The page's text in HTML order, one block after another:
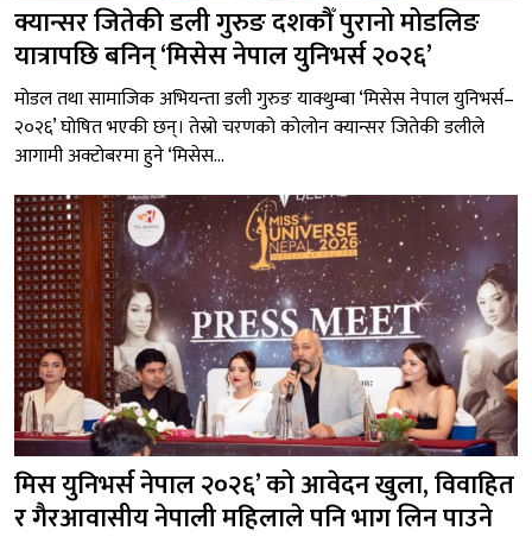
क्यान्सर जितेकी डली गुरुङ दशकौँ पुरानो मोडलिङ
यात्रापछि बनिन् ‘मिसेस नेपाल युनिभर्स २०२६’
मोडल तथा सामाजिक अभियन्ता डली गुरुङ याक्थुम्बा ‘मिसेस नेपाल युनिभर्स–
२०२६’ घोषित भएकी छन्। तेस्रो चरणको कोलोन क्यान्सर जितेकी डलीले
आगामी अक्टोबरमा हुने ‘मिसेस...
मिस युनिभर्स नेपाल २०२६’ को आवेदन खुला, विवाहित
र गैरआवासीय नेपाली महिलाले पनि भाग लिन पाउने